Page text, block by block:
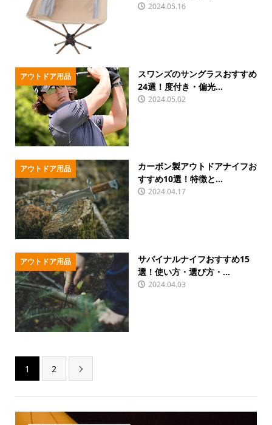
2024.05.16
アウトドア用品
スワンズのサングラスおすすめ
24選！度付き・偏光...
2024.05.02
アウトドア用品
カーボン製アウトドアナイフお
すすめ10選！特徴と...
2024.04.17
アウトドア用品
サバイナルナイフおすすめ15
選！使い方・選び方・...
2024.04.03
1 2 